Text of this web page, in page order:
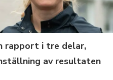
rapport i tre delar,
av resultaten